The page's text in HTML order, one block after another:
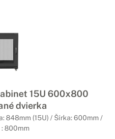
15U 600x800
dvierka
848mm (15U) / Šírka: 600mm /
800mm